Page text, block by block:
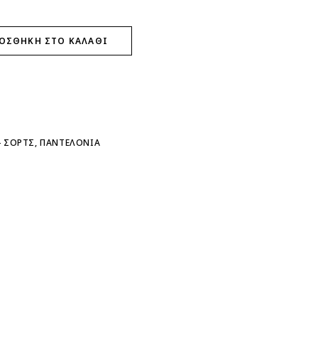
ΣΤΟ ΚΑΛΆΘΙ
ΣΟΡΤΣ,ΠΑΝΤΕΛΟΝΙΑ